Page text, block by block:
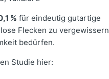
% für eindeutig gutartige
Flecken zu vergewissern
bedürfen.
Studie hier: